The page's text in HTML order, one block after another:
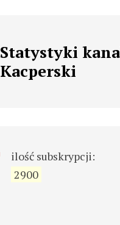
Statystyki
Kacperski
ilość subskrypcji:
2900